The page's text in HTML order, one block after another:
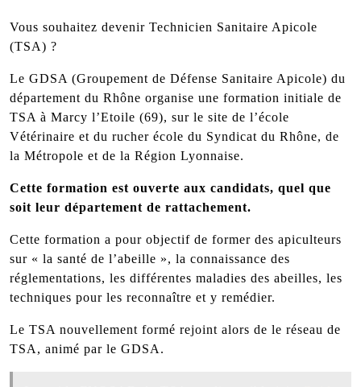
Vous souhaitez devenir Technicien Sanitaire Apicole
(TSA) ?
Le GDSA (Groupement de Défense Sanitaire Apicole) du
département du Rhône organise une formation initiale de
TSA à Marcy l’Etoile (69), sur le site de l’école
Vétérinaire et du rucher école du Syndicat du Rhône, de
la Métropole et de la Région Lyonnaise.
Cette formation est ouverte aux candidats, quel que
soit leur département de rattachement.
Cette formation a pour objectif de former des apiculteurs
sur « la santé de l’abeille », la connaissance des
réglementations, les différentes maladies des abeilles, les
techniques pour les reconnaître et y remédier.
Le TSA nouvellement formé rejoint alors de le réseau de
TSA, animé par le GDSA.